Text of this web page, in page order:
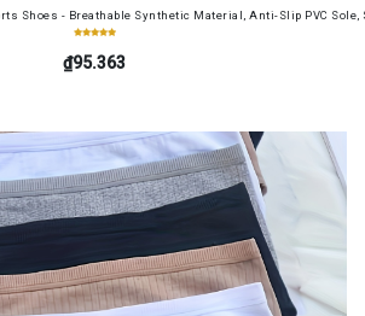
Shoes - Breathable Synthetic Material, Anti-Slip PVC
₫95.363